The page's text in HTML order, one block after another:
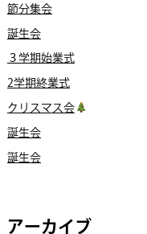
節分集会
誕生会
３学期始業式
2学期終業式
クリスマス会
誕生会
誕生会
アーカイブ